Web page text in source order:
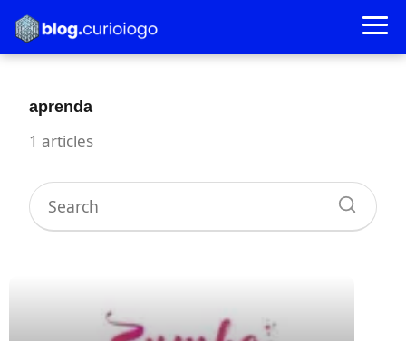
aprenda
1 articles